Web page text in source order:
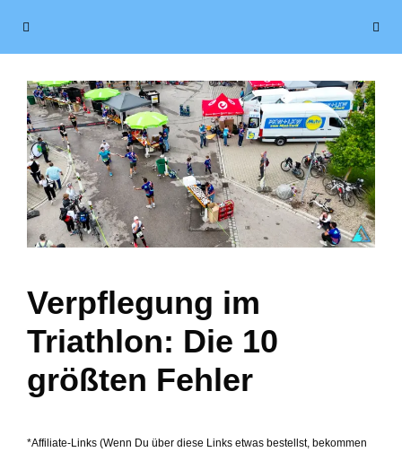
Verpflegung im
Triathlon: Die 10
größten Fehler
*Affiliate-Links (Wenn Du über diese Links etwas bestellst, bekommen